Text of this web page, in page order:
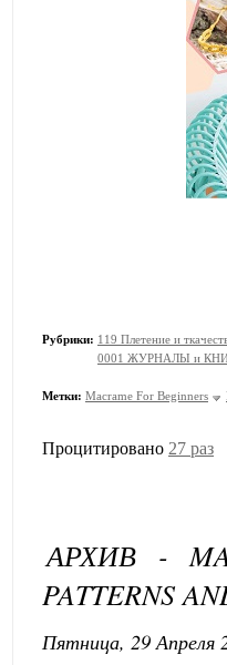
Рубрики: 119 Плетение и
0001 ЖУРНАЛЫ и
Метки: Macrame For Beginners
Процитировано 27 раз
АРХИВ -
PATTERNS
Пятница, 29 Апреля